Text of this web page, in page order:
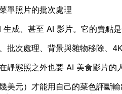
單照片的批次處理
成、甚至 AI 影片。它的賣點
次處理、背景與雜物移除、
態照之外也要 AI 美食影片的人
元）才能用自己的菜色評斷